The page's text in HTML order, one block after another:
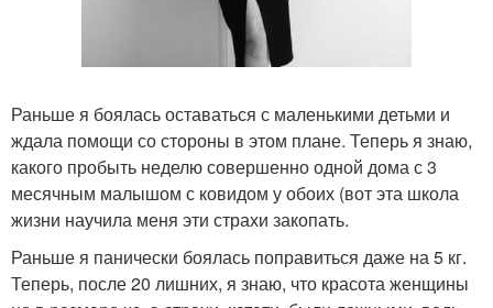
Раньше я боялась оставаться с маленькими детьми и
ждала помощи со стороны в этом плане. Теперь я знаю,
какого пробыть неделю совершенно одной дома с 3
месячным малышом с ковидом у обоих (вот эта школа
жизни научила меня эти страхи закопать.
Раньше я панически боялась поправиться даже на 5 кг.
Теперь, после 20 лишних, я знаю, что красота женщины